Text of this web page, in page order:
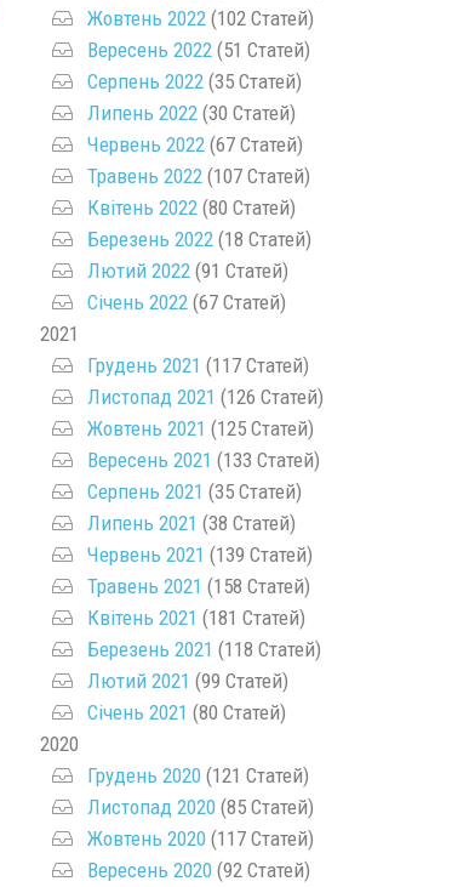
Жовтень 2022(102 Статей)
Вересень 2022(51 Статей)
Серпень 2022(35 Статей)
Липень 2022(30 Статей)
Червень 2022(67 Статей)
Травень 2022(107 Статей)
Квітень 2022(80 Статей)
Березень 2022(18 Статей)
Лютий 2022(91 Статей)
Січень 2022(67 Статей)
2021
Грудень 2021 (117 Статей)
Листопад 2021 (126 Статей)
Жовтень 2021 (125 Статей)
Вересень 2021 (133 Статей)
Серпень 2021 (35 Статей)
Липень 2021 (38 Статей)
Червень 2021 (139 Статей)
Травень 2021 (158 Статей)
Квітень 2021 (181 Статей)
Березень 2021 (118 Статей)
Лютий 2021 (99 Статей)
Січень 2021 (80 Статей)
2020
Грудень 2020(121 Статей)
Листопад 2020(85 Статей)
Жовтень 2020(117 Статей)
Вересень 2020(92 Статей)